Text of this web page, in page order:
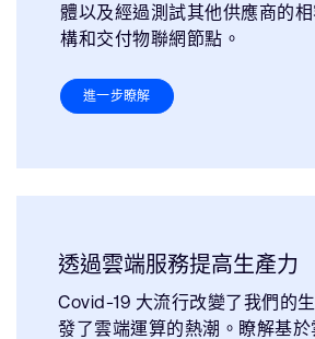
體以及經過測試其他供應商的
構和交付物聯網節點。
進一步瞭解
透過雲端服務提高生產力
Covid-19 大流行改變了我們的
發了雲端運算的熱潮。瞭解基